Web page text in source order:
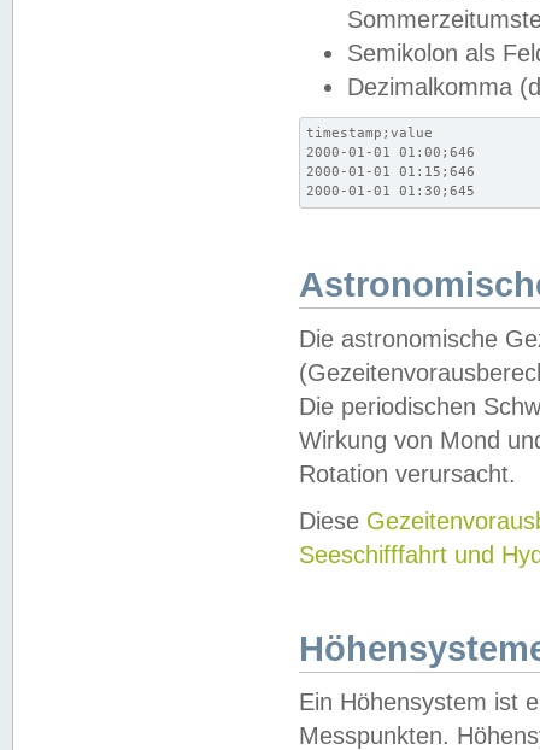
Semikolon als
Dezimalkomma
timestamp;value
2000-01-01 01:00;646
2000-01-01 01:15;646
2000-01-01 01:30;645
Die astronomische
Die periodischen
Wirkung von Mond
Rotation verursacht.
Diese
Seeschifffahrt und
Ein Höhensystem ist
Messpunkten.